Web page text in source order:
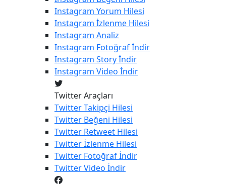
Instagram Yorum Hilesi
Instagram İzlenme Hilesi
Instagram Analiz
Instagram Fotoğraf İndir
Instagram Story İndir
Instagram Video İndir
Twitter Araçları
TwitterTakipçi Hilesi
Twitter Beğeni Hilesi
Twitter Retweet Hilesi
Twitterİzlenme Hilesi
Twitter Fotoğraf İndir
TwitterVideo İndir